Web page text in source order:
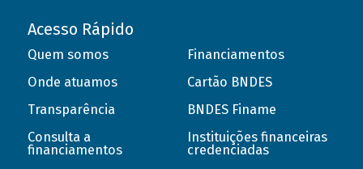
Acesso Rápido
Quem somos
Onde atuamos
Transparência
Consulta a
financiamentos
Financiamentos
Cartão BNDES
BNDES Finame
Instituições financeiras
credenciadas